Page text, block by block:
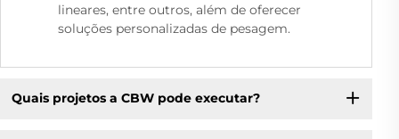
lineares, entre outros, além de oferecer
soluções personalizadas de pesagem.
Quais projetos a CBW pode executar?